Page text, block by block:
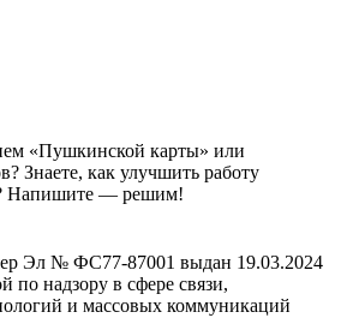
«Пушкинской карты» или
Знаете, как улучшить работу
Напишите — решим!
Эл № ФС77-87001 выдан 19.03.2024
по надзору в сфере связи,
и массовых коммуникаций